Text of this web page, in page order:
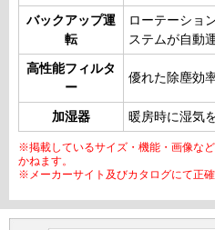
バックアップ運
転
ローテーショ
ステムが自動
高性能フィルタ
ー
優れた除塵効
加湿器 暖房時に湿気
※掲載しているサイズ・機能・画像な
かねます。
※メーカーサイト及びカタログにて正